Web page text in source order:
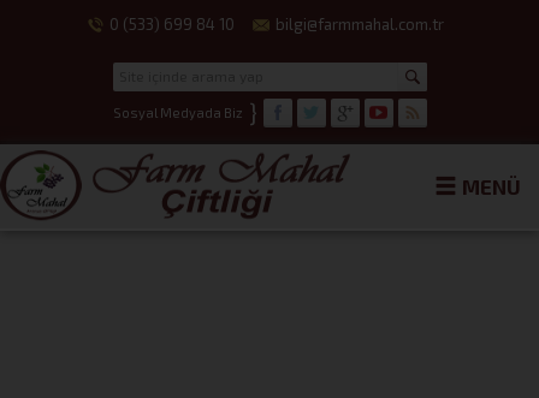
0 (533) 699 84 10 bilgi@farmmahal.com.tr
Sosyal Medyada Biz }
MENÜ